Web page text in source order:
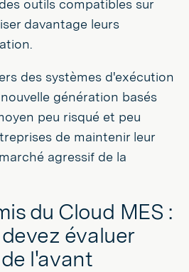
outils compatibles sur
davantage leurs
des systèmes d'exécution
génération basés
peu risqué et peu
de maintenir leur
agressif de la
du Cloud MES :
évaluer
l'avant